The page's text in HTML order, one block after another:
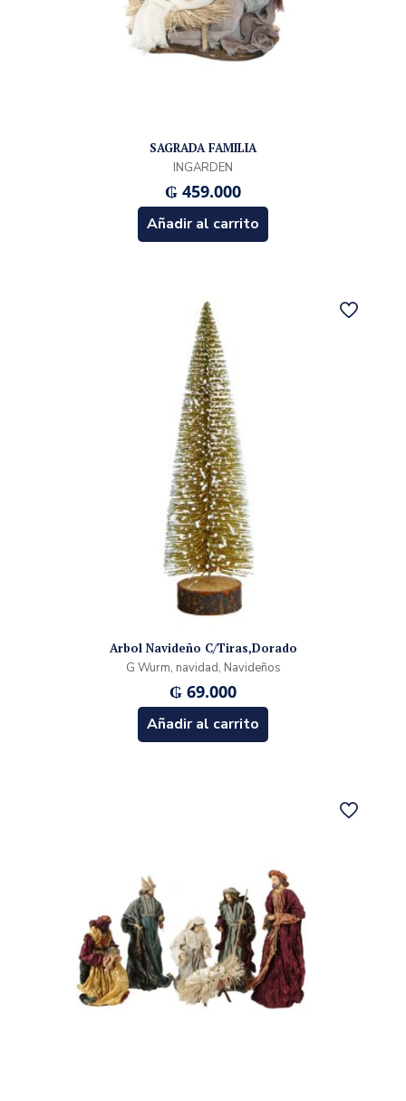
SAGRADA FAMILIA
INGARDEN
₲ 459.000
Añadir al carrito
Arbol Navideño C/Tiras,Dorado
G Wurm, navidad, Navideños
₲ 69.000
Añadir al carrito